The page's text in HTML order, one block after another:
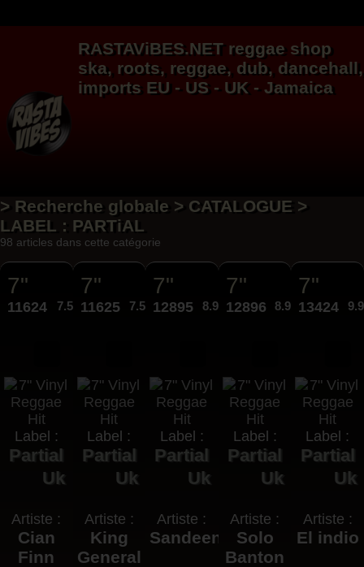
RASTAViBES.NET reggae shop
ska, roots, reggae, dub, dancehall,
imports EU - US - UK - Jamaica
> Recherche globale > CATALOGUE >
LABEL : PARTiAL
98 articles dans cette catégorie
7"
11624 7.50€
Label :
Partial
Uk
Artiste :
Cian
Finn
7"
11625 7.50€
Label :
Partial
Uk
Artiste :
King
General
7"
12895 8.95€
Label :
Partial
Uk
Artiste :
Sandeeno
7"
12896 8.95€
Label :
Partial
Uk
Artiste :
Solo
Banton
7"
13424
Label :
Partial
Uk
Artiste :
El indio